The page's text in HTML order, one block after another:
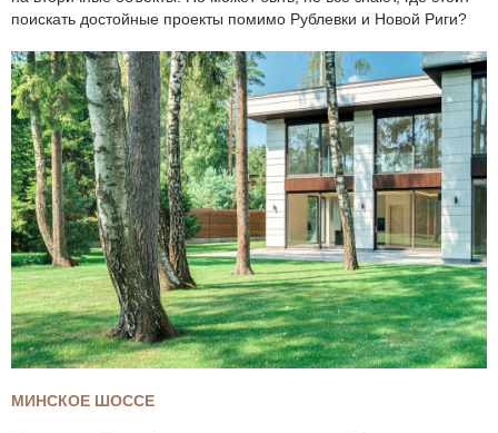
поискать достойные проекты помимо Рублевки и Новой Риги?
МИНСКОЕ ШОССЕ